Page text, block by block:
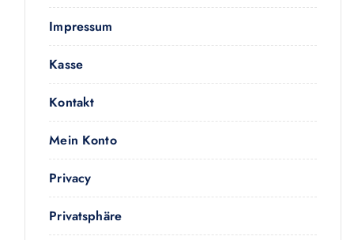
Impressum
Kasse
Kontakt
Mein Konto
Privacy
Privatsphäre